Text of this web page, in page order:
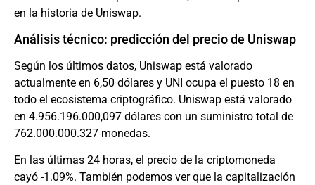
en la historia de Uniswap.
Análisis técnico: predicción del precio de Uniswap
Según los últimos datos, Uniswap está valorado
actualmente en 6,50 dólares y UNI ocupa el puesto 18 en
todo el ecosistema criptográfico. Uniswap está valorado
en 4.956.196.000,097 dólares con un suministro total de
762.000.000.327 monedas.
En las últimas 24 horas, el precio de la criptomoneda
cayó -1.09%. También podemos ver que la capitalización